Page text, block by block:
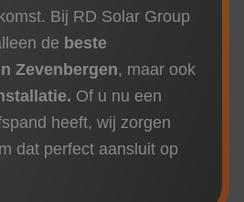
Bij RD Solar Group
de beste
Zevenbergen, maar ook
Of u nu een
heeft, wij zorgen
dat perfect aansluit op